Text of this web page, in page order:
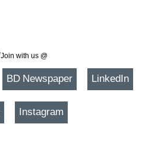
with us @
BD Newspaper LinkedIn
Instagram